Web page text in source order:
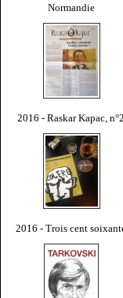
Normandie
2016 - Raskar Kapac, n°2
2016 - Trois cent